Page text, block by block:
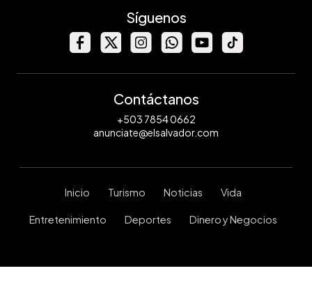
Síguenos
Contáctanos
+503 7854 0662
anunciate@elsalvador.com
Inicio Turismo Noticias Vida
Entretenimiento Deportes Dinero y Negocios